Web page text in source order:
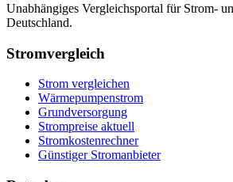
Unabhängiges Vergleichsportal für Strom-
Deutschland.
Stromvergleich
Strom vergleichen
Wärmepumpenstrom
Grundversorgung
Strompreise aktuell
Stromkostenrechner
Günstiger Stromanbieter